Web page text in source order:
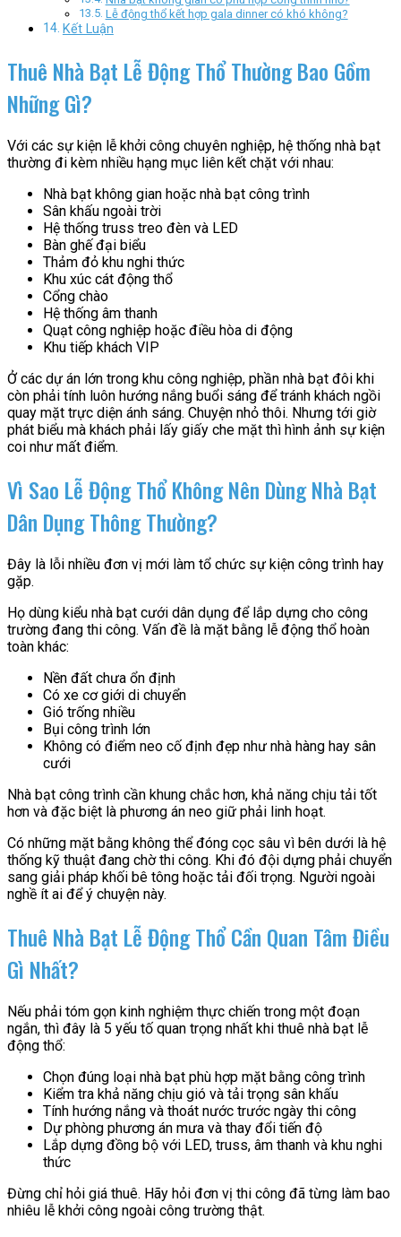
Lễ động thổ kết hợp gala dinner có khó không?
Kết Luận
Thuê Nhà Bạt Lễ Động Thổ Thường Bao Gồm
Những Gì?
Với các sự kiện lễ khởi công chuyên nghiệp, hệ thống nhà bạt
thường đi kèm nhiều hạng mục liên kết chặt với nhau:
Nhà bạt không gian hoặc nhà bạt công trình
Sân khấu ngoài trời
Hệ thống truss treo đèn và LED
Bàn ghế đại biểu
Thảm đỏ khu nghi thức
Khu xúc cát động thổ
Cổng chào
Hệ thống âm thanh
Quạt công nghiệp hoặc điều hòa di động
Khu tiếp khách VIP
Ở các dự án lớn trong khu công nghiệp, phần nhà bạt đôi khi
còn phải tính luôn hướng nắng buổi sáng để tránh khách ngồi
quay mặt trực diện ánh sáng. Chuyện nhỏ thôi. Nhưng tới giờ
phát biểu mà khách phải lấy giấy che mặt thì hình ảnh sự kiện
coi như mất điểm.
Vì Sao Lễ Động Thổ Không Nên Dùng Nhà Bạt
Dân Dụng Thông Thường?
Đây là lỗi nhiều đơn vị mới làm tổ chức sự kiện công trình hay
gặp.
Họ dùng kiểu nhà bạt cưới dân dụng để lắp dựng cho công
trường đang thi công. Vấn đề là mặt bằng lễ động thổ hoàn
toàn khác:
Nền đất chưa ổn định
Có xe cơ giới di chuyển
Gió trống nhiều
Bụi công trình lớn
Không có điểm neo cố định đẹp như nhà hàng hay sân
cưới
Nhà bạt công trình cần khung chắc hơn, khả năng chịu tải tốt
hơn và đặc biệt là phương án neo giữ phải linh hoạt.
Có những mặt bằng không thể đóng cọc sâu vì bên dưới là hệ
thống kỹ thuật đang chờ thi công. Khi đó đội dựng phải chuyển
sang giải pháp khối bê tông hoặc tải đối trọng. Người ngoài
nghề ít ai để ý chuyện này.
Thuê Nhà Bạt Lễ Động Thổ Cần Quan Tâm Điều
Gì Nhất?
Nếu phải tóm gọn kinh nghiệm thực chiến trong một đoạn
ngắn, thì đây là 5 yếu tố quan trọng nhất khi thuê nhà bạt lễ
động thổ:
Chọn đúng loại nhà bạt phù hợp mặt bằng công trình
Kiểm tra khả năng chịu gió và tải trọng sân khấu
Tính hướng nắng và thoát nước trước ngày thi công
Dự phòng phương án mưa và thay đổi tiến độ
Lắp dựng đồng bộ với LED, truss, âm thanh và khu nghi
thức
Đừng chỉ hỏi giá thuê. Hãy hỏi đơn vị thi công đã từng làm bao
nhiêu lễ khởi công ngoài công trường thật.